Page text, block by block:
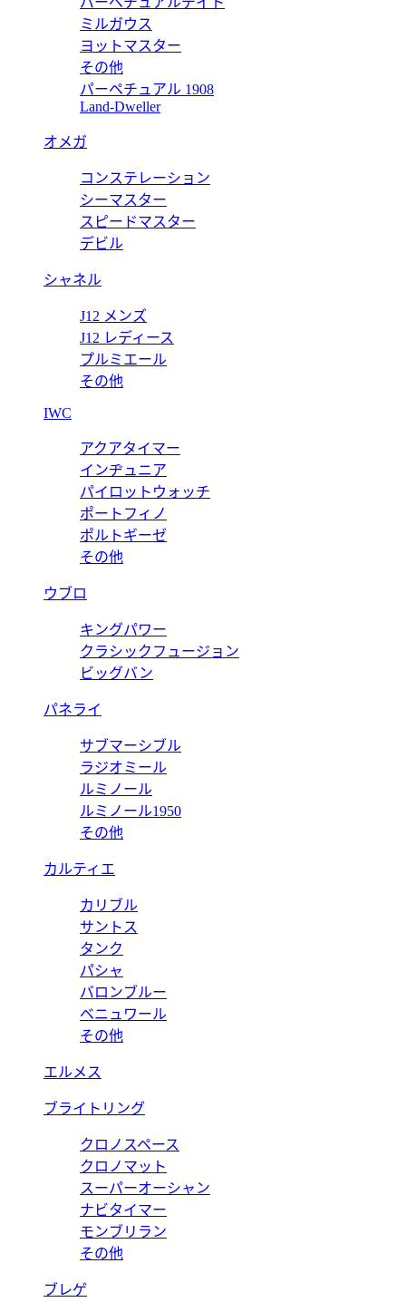
テージ コーアクシャル マスタークロノメーター
テージ コーアクシャル 50周年記念 エナメルダイアル
ミルガウス
ヨットマスター
その他
パーペチュアル 1908
Land-Dweller
オメガ
コンステレーション
シーマスター
スピードマスター
デビル
シャネル
J12 メンズ
J12 レディース
プルミエール
その他
IWC
アクアタイマー
インヂュニア
パイロットウォッチ
ポートフィノ
ポルトギーゼ
その他
ウブロ
キングパワー
クラシックフュージョン
ビッグバン
パネライ
サブマーシブル
ラジオミール
ルミノール
ルミノール1950
その他
カルティエ
カリブル
サントス
タンク
パシャ
バロンブルー
ベニュワール
その他
エルメス
ブライトリング
クロノスペース
クロノマット
スーパーオーシャン
ナビタイマー
モンブリラン
その他
ブレゲ